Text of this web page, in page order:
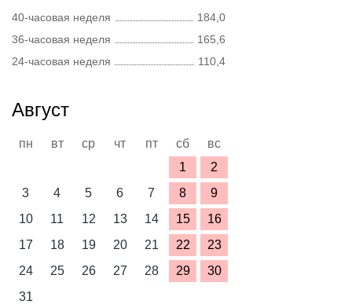
40-часовая неделя
184,0
36-часовая неделя
165,6
24-часовая неделя
110,4
Август
пн вт ср чт пт сб
вс
1
2
3
4 5 6 7 8
9
10
11 12 13 14 15
16
17
18 19 20 21 22
23
24
25 26 27 28 29
30
31